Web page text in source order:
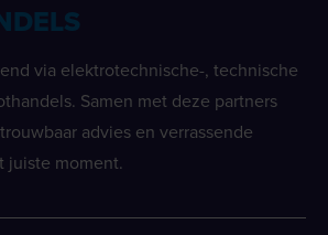
via elektrotechnische-, technische
Samen met deze partners
advies en verrassende
juiste moment.